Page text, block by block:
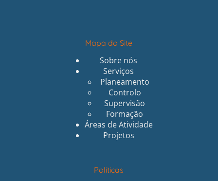
Mapa do Site
Sobre nós
Serviços
Planeamento
Controlo
Supervisão
Formação
Áreas de Atividade
Projetos
Políticas